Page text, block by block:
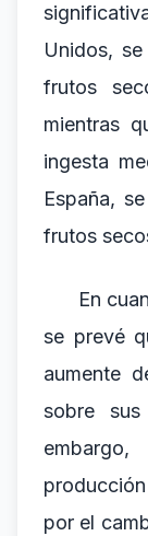
Unidos,
frutos
mientras
ingesta
España,
frutos
En
se prevé
aumente
sobre
por el